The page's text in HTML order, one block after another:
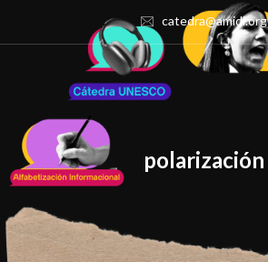
catedra@amidi.org
polarización